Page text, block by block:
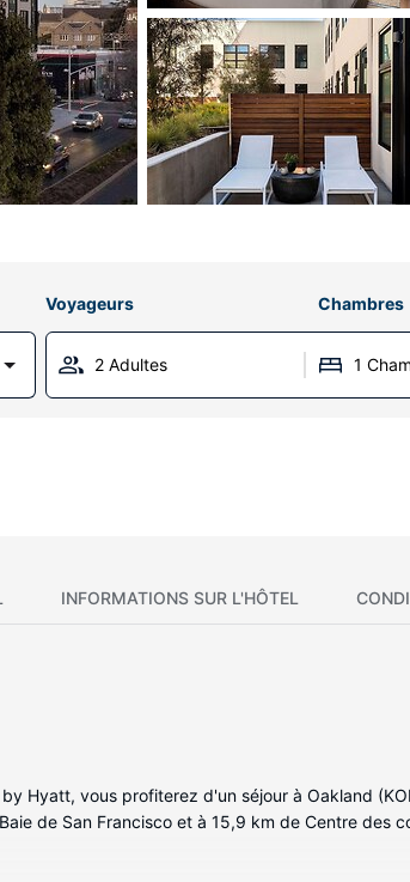
Voyageurs Chambres
2 Adultes 1
INFORMATIONS SUR L'HÔTEL
Hyatt, vous profiterez d'un séjour à Oakland
de San Francisco et à 15,9 km de Centre des